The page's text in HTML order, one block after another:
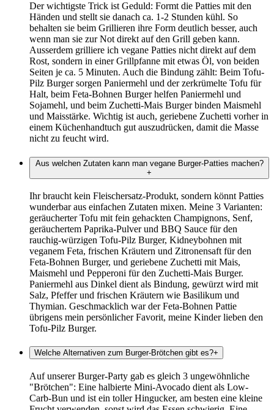
Der wichtigste Trick ist Geduld: Formt die Patties mit den
Händen und stellt sie danach ca. 1-2 Stunden kühl. So
behalten sie beim Grillieren ihre Form deutlich besser, auch
wenn man sie zur Not direkt auf den Grill geben kann.
Ausserdem grilliere ich vegane Patties nicht direkt auf dem
Rost, sondern in einer Grillpfanne mit etwas Öl, von beiden
Seiten je ca. 5 Minuten. Auch die Bindung zählt: Beim Tofu-
Pilz Burger sorgen Paniermehl und der zerkrümelte Tofu für
Halt, beim Feta-Bohnen Burger helfen Paniermehl und
Sojamehl, und beim Zuchetti-Mais Burger binden Maismehl
und Maisstärke. Wichtig ist auch, geriebene Zuchetti vorher in
einem Küchenhandtuch gut auszudrücken, damit die Masse
nicht zu feucht wird.
Aus welchen Zutaten kann man vegane Burger-Patties machen?
+
Ihr braucht kein Fleischersatz-Produkt, sondern könnt Patties
wunderbar aus einfachen Zutaten mixen. Meine 3 Varianten:
geräucherter Tofu mit fein gehackten Champignons, Senf,
geräuchertem Paprika-Pulver und BBQ Sauce für den
rauchig-würzigen Tofu-Pilz Burger, Kidneybohnen mit
veganem Feta, frischen Kräutern und Zitronensaft für den
Feta-Bohnen Burger, und geriebene Zuchetti mit Mais,
Maismehl und Pepperoni für den Zuchetti-Mais Burger.
Paniermehl aus Dinkel dient als Bindung, gewürzt wird mit
Salz, Pfeffer und frischen Kräutern wie Basilikum und
Thymian. Geschmacklich war der Feta-Bohnen Pattie
übrigens mein persönlicher Favorit, meine Kinder lieben den
Tofu-Pilz Burger.
Welche Alternativen zum Burger-Brötchen gibt es?+
Auf unserer Burger-Party gab es gleich 3 ungewöhnliche
"Brötchen": Eine halbierte Mini-Avocado dient als Low-
Carb-Bun und ist ein toller Hingucker, am besten eine kleine